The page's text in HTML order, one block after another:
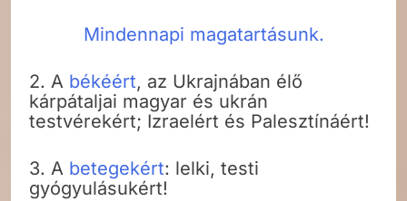
Mindennapi magatartásunk.
2. A békéért, az Ukrajnában élő
kárpátaljai magyar és ukrán
testvérekért; Izraelért és Palesztínáért!
3. A betegekért: lelki, testi
gyógyulásukért!